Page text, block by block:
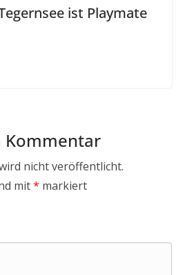
ist Playmate
Kommentar
nicht veröffentlicht.
mit* markiert